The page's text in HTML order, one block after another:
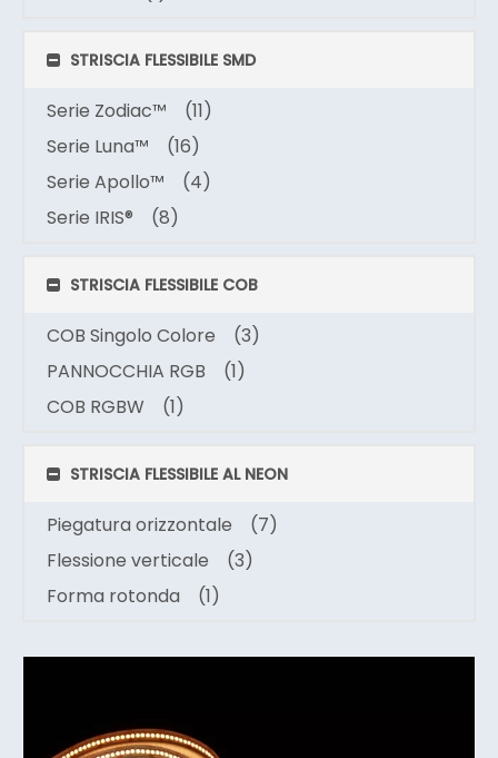
STRISCIA FLESSIBILE SMD
Serie Zodiac™
(11)
Serie Luna™
(16)
Serie Apollo™
(4)
Serie IRIS®
(8)
STRISCIA FLESSIBILE COB
COB Singolo Colore
(3)
PANNOCCHIA RGB
(1)
COB RGBW
(1)
STRISCIA FLESSIBILE AL NEON
Piegatura orizzontale
(7)
Flessione verticale
(3)
Forma rotonda
(1)